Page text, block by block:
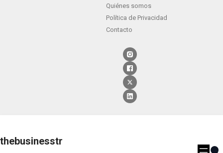
Quiénes somos
Política de Privacidad
Contacto
thebusinesstr